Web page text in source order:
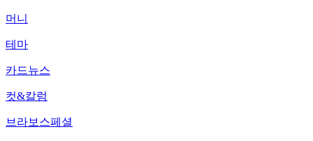
머니
테마
카드뉴스
컷&칼럼
브라보스페셜